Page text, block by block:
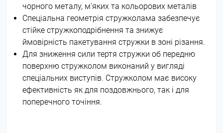
чорного металу, м'яких та кольорових металів
Спеціальна геометрія стружколама забезпечує
стійке стружкоподрібнення та знижує
ймовірність пакетування стружки в зоні різання.
Для зниження сили тертя стружки об передню
поверхню стружколом виконаний у вигляді
спеціальних виступів. Стружколом має високу
ефективність як для поздовжнього, так і для
поперечного точіння.